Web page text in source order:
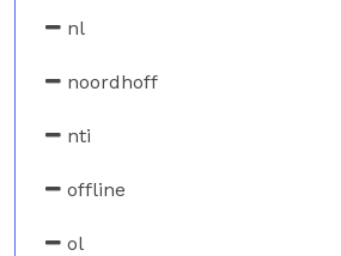
nl
noordhoff
nti
offline
ol